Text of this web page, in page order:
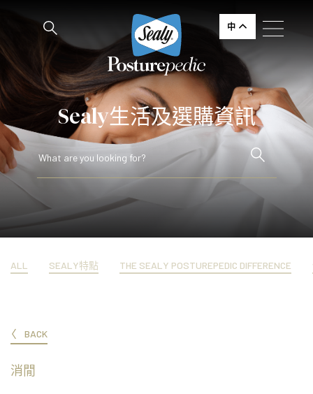
中
Sealy生活及選購資訊
ALL SEALY特點 THE SEALY POSTUREPEDIC DIFFERENCE
BACK
消閒